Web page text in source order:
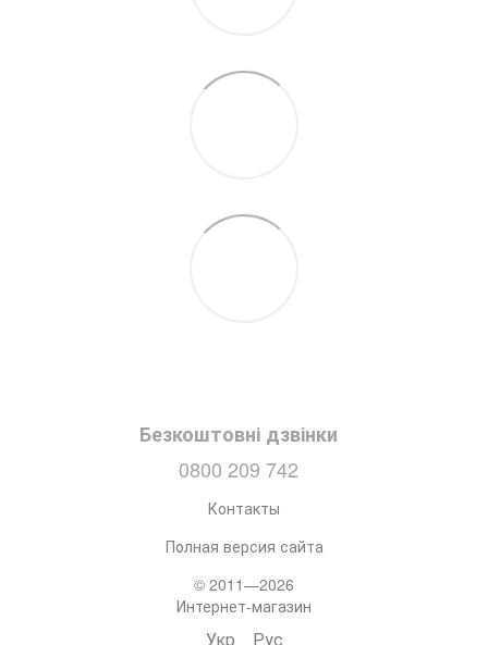
Безкоштовні дзвінки
0800 209 742
Контакты
Полная версия сайта
© 2011—2026
Интернет-магазин
Укр Рус